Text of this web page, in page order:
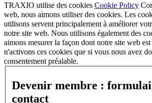
TRAXIO utilise des cookies Cookie Policy
web, nous aimons utiliser des cookies. Les
utilisons servent principalement à améliorer
notre site web. Nous utilisons également des
aimons mesurer la façon dont notre site web
n'activons ces cookies que si vous nous avez
consentement préalable.
Devenir membre :
contact